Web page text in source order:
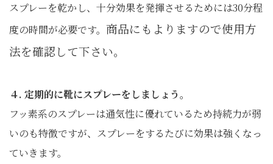
スプレーを乾かし、十分効果を発揮させるためには30分程
度の時間が必要です。 商品にもよりますので使用方
法を確認して下さい。
４. 定期的に靴にスプレーをしましょう。
フッ素系のスプレーは通気性に優れているため持続力が弱
いのも特徴ですが、スプレーをするたびに効果は強くなっ
ていきます。